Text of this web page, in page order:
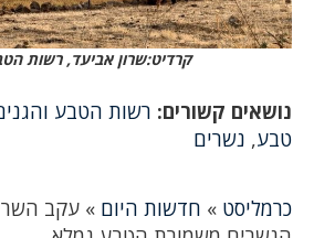
קרדיט:שרון אביעד, רשות
נושאים קשורים: רשות הטבע
טבע, נשרים
כרמליסט » חדשות היום » עקב